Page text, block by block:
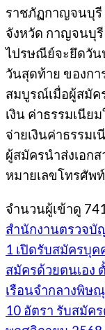
ราชภัฏกาญจนบุรี
จังหวัด กาญจนบุ
ไปรษณีย์จะยึดวัน
วันสุดท้าย ของก
สมบูรณ์เมื่อผู้สมัค
เงิน ค่าธรรมเนีย
จ่ายเงินค่าธรรม
ผู้สมัครนําส่งเอก
หมายเลขโทรศัพท์
จำนวนผู้เข้าดู
สำนักงานตรวจ
1 เปิดรับสมัครบุค
สมัครด้วยตนเอง
เรือนจำกลางพิษ
10 อัตรา รับสมัค